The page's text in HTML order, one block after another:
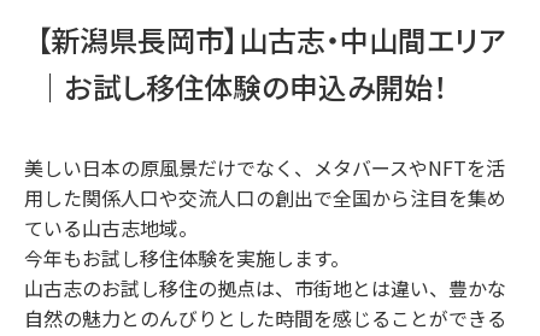
【新潟県長岡市】山古志・中山間エリア
｜お試し移住体験の申込み開始！
美しい日本の原風景だけでなく、メタバースやNFTを活
用した関係人口や交流人口の創出で全国から注目を集め
ている山古志地域。
今年もお試し移住体験を実施します。
山古志のお試し移住の拠点は、市街地とは違い、豊かな
自然の魅力とのんびりとした時間を感じることができる